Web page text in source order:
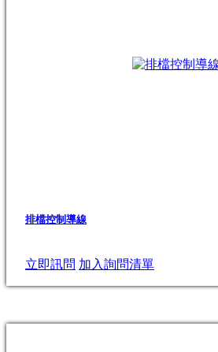
排檔控制導線
立即訊問 加入詢問清單